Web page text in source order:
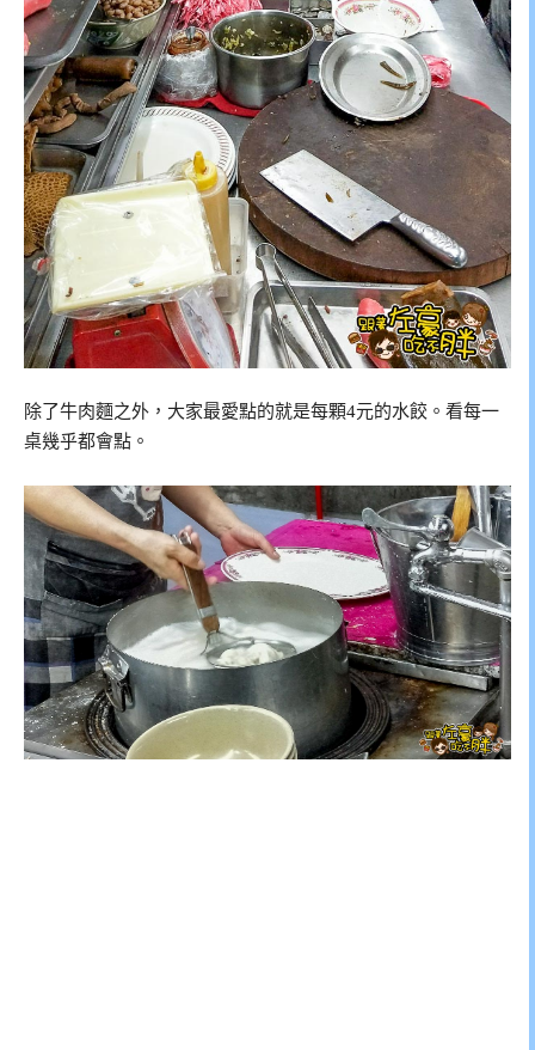
除了牛肉麵之外，大家最愛點的就是每顆4元的水餃。看每一
桌幾乎都會點。